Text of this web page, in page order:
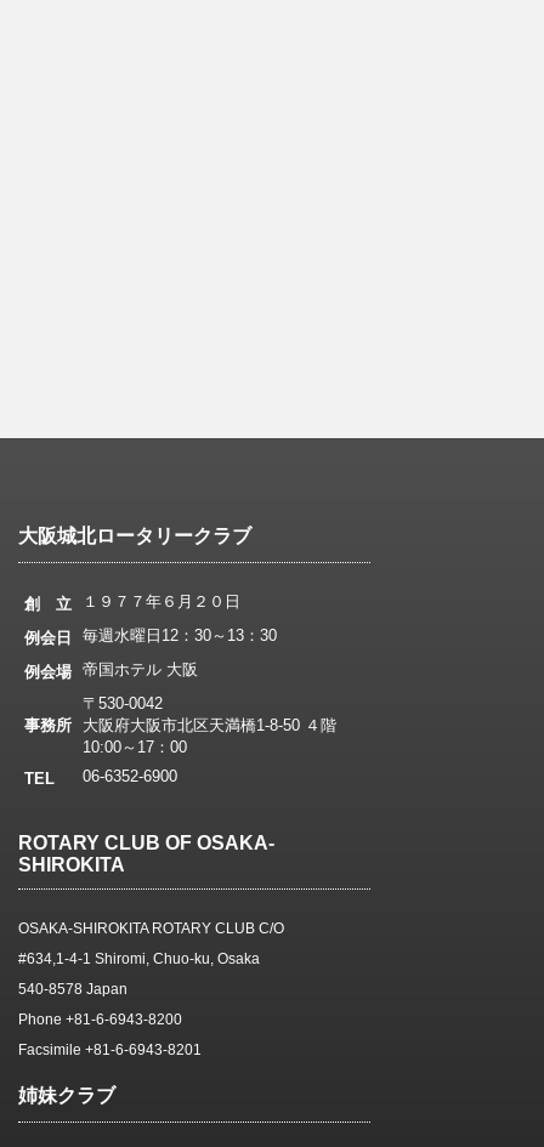
大阪城北ロータリークラブ
創 立
１９７７年６月２０日
例会日
毎週水曜日12：30～13：30
例会場 帝国ホテル 大阪
事務所
〒530-0042
大阪府大阪市北区天満橋1-8-50 ４階
10:00～17：00
TEL
06-6352-6900
ROTARY CLUB OF OSAKA-
SHIROKITA
OSAKA-SHIROKITA ROTARY CLUB C/O
#634,1-4-1 Shiromi, Chuo-ku, Osaka
540-8578 Japan
Phone +81-6-6943-8200
Facsimile +81-6-6943-8201
姉妹クラブ